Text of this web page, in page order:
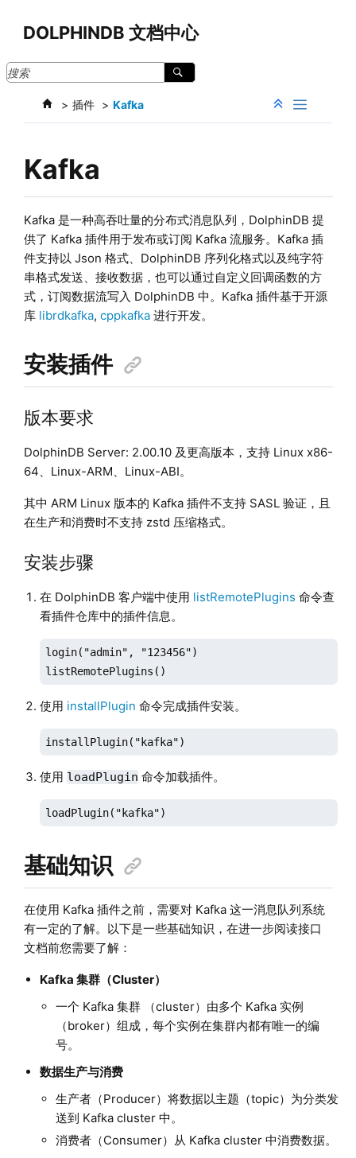
DOLPHINDB 文档中心
插件 Kafka
Kafka
Kafka 是一种高吞吐量的分布式消息队列，DolphinDB 提
供了 Kafka 插件用于发布或订阅 Kafka 流服务。Kafka 插
件支持以 Json 格式、DolphinDB 序列化格式以及纯字符
串格式发送、接收数据，也可以通过自定义回调函数的方
式，订阅数据流写入 DolphinDB 中。Kafka 插件基于开源
库 librdkafka, cppkafka进行开发。
安装插件
版本要求
DolphinDB Server: 2.00.10 及更高版本，支持 Linux x86-
64、Linux-ARM、Linux-ABI。
其中 ARM Linux 版本的 Kafka 插件不支持 SASL 验证，且
在生产和消费时不支持 zstd 压缩格式。
安装步骤
在 DolphinDB 客户端中使用 listRemotePlugins 命令查
看插件仓库中的插件信息。
login("admin", "123456")
listRemotePlugins()
使用 installPlugin 命令完成插件安装。
installPlugin("kafka")
使用 loadPlugin 命令加载插件。
loadPlugin("kafka")
基础知识
在使用 Kafka 插件之前，需要对 Kafka 这一消息队列系统
有一定的了解。以下是一些基础知识，在进一步阅读接口
文档前您需要了解：
Kafka 集群（Cluster）
一个 Kafka 集群 （cluster）由多个 Kafka 实例
（broker）组成，每个实例在集群内都有唯一的编
号。
数据生产与消费
生产者（Producer）将数据以主题（topic）为分类发
送到 Kafka cluster 中。
消费者（Consumer）从 Kafka cluster 中消费数据。